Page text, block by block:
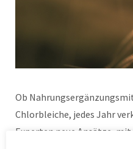
Ob
Chlorbleiche, jedes Jahr
Experten neue Ansätze,